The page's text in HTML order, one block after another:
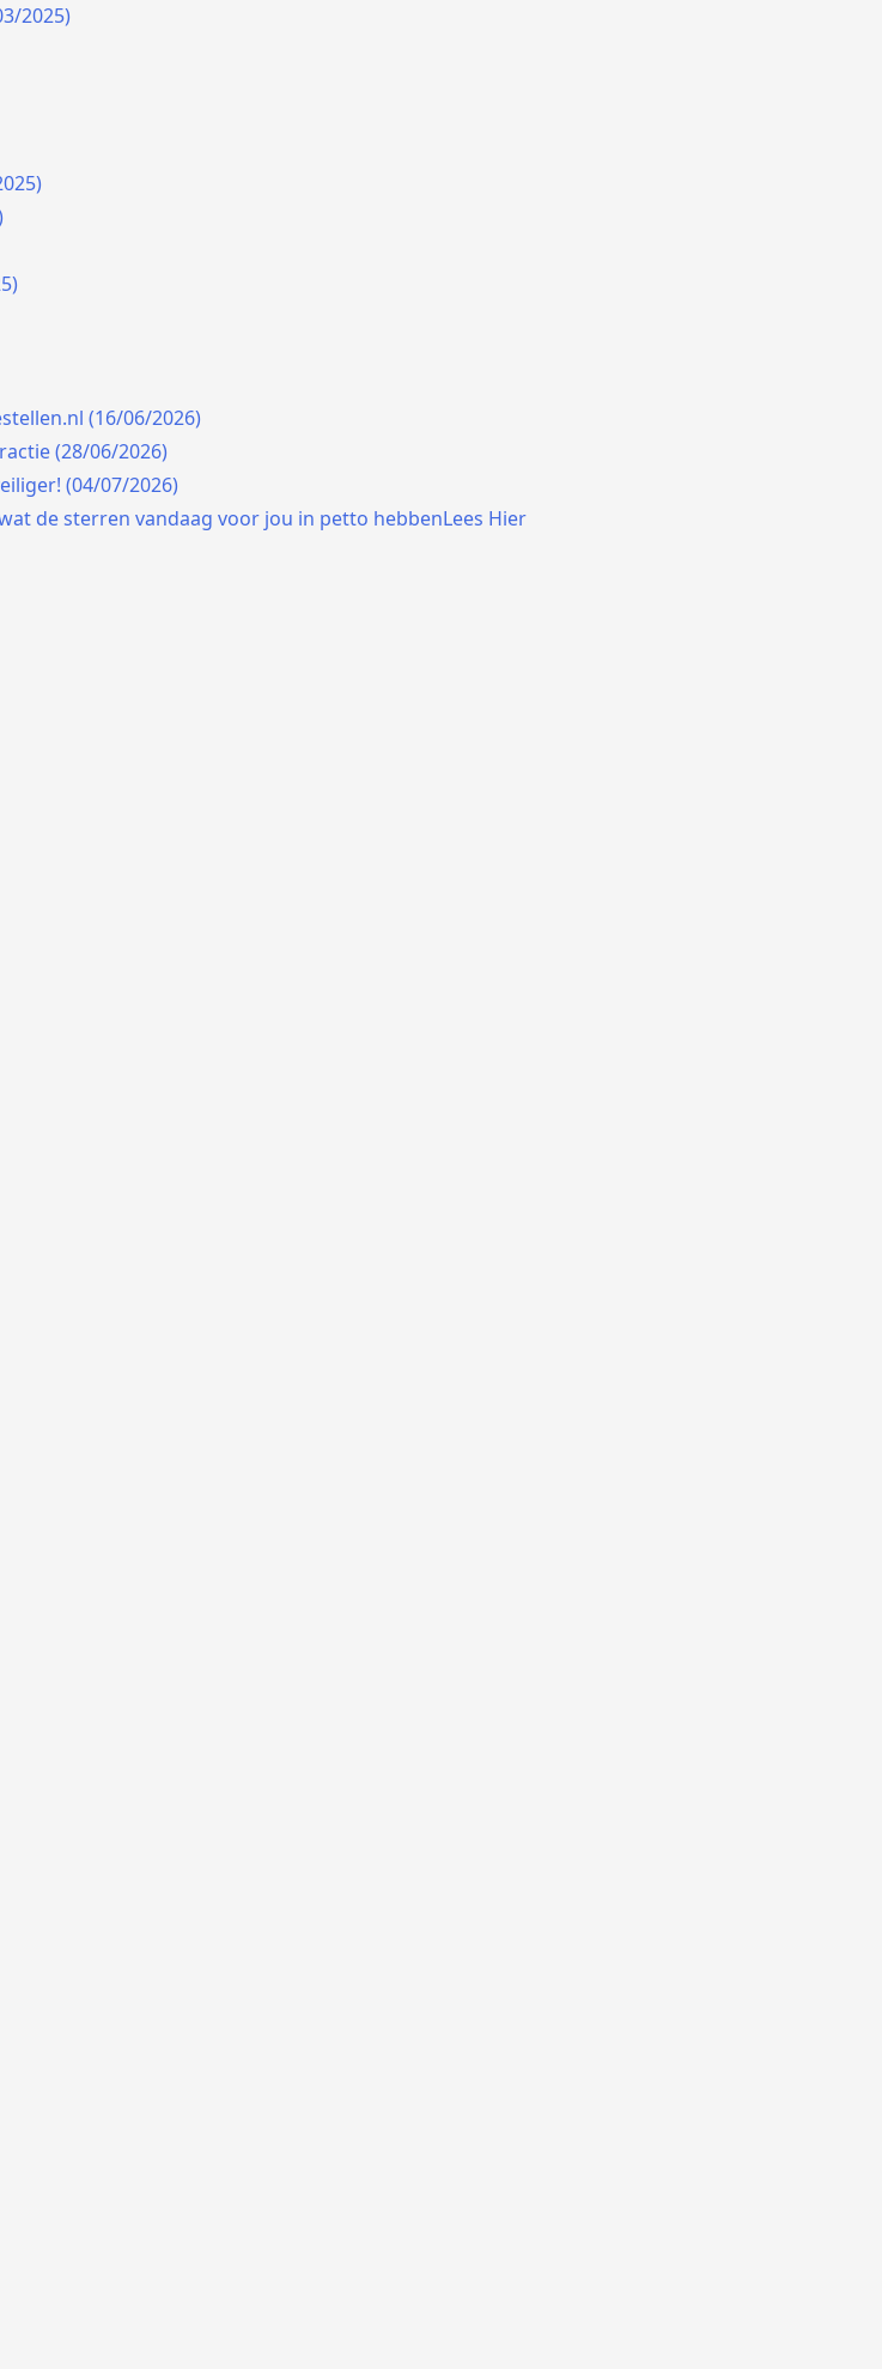
2025)
(16/06/2026)
(28/06/2026)
(04/07/2026)
de sterren vandaag voor jou in petto hebbenLees Hier